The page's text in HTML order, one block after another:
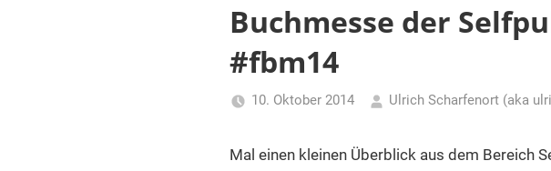
Buchmesse der
#fbm14
10. Oktober 2014 Ulrich Scharfenort (aka
Mal einen kleinen Überblick aus dem Bereich